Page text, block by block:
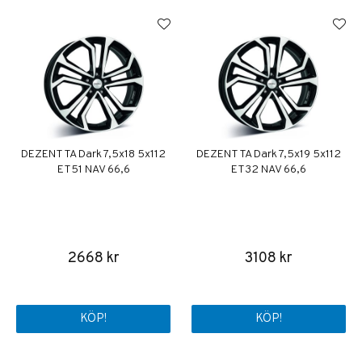
DEZENT TA Dark 7,5x18 5x112
ET51 NAV 66,6
2668 kr
KÖP!
DEZENT TA Dark 7,5x19 5x112
ET32 NAV 66,6
3108 kr
KÖP!